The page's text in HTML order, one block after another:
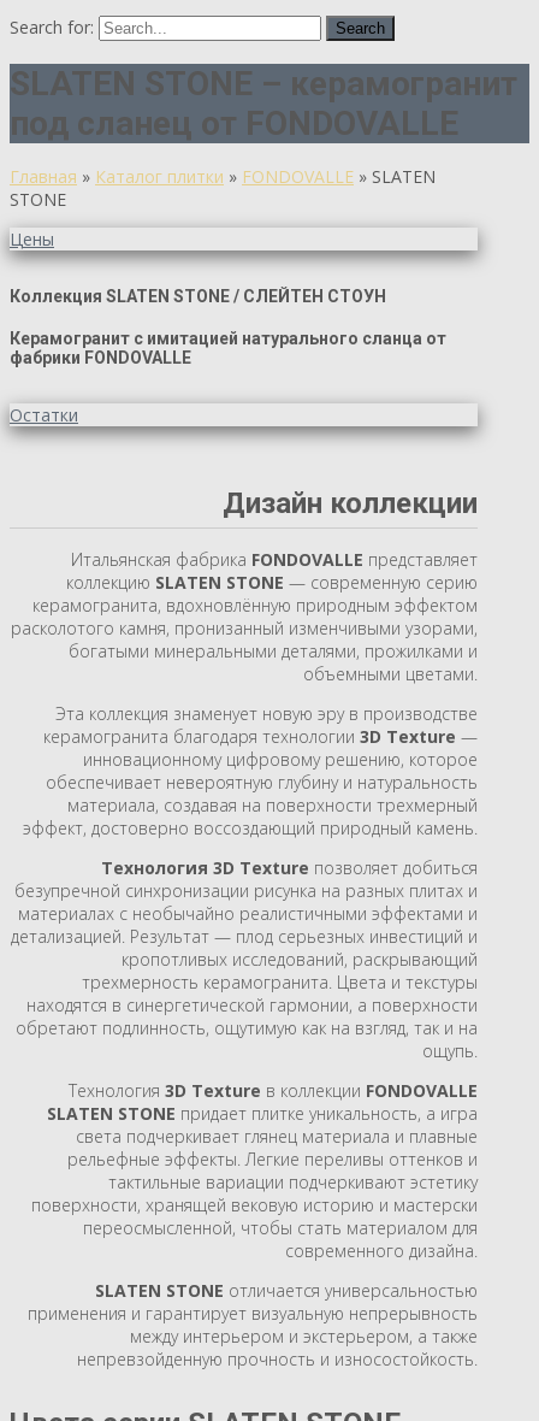
Search for:
SLATEN STONE – керамогранит
под сланец от FONDOVALLE
Главная » Каталог плитки » FONDOVALLE » SLATEN
STONE
Цены
Коллекция SLATEN STONE / СЛЕЙТЕН СТОУН
Керамогранит с имитацией натурального сланца от
фабрики FONDOVALLE
Остатки
Дизайн коллекции
Итальянская фабрика FONDOVALLE представляет
коллекцию SLATEN STONE — современную серию
керамогранита, вдохновлённую природным эффектом
расколотого камня, пронизанный изменчивыми узорами,
богатыми минеральными деталями, прожилками и
объемными цветами.
Эта коллекция знаменует новую эру в производстве
керамогранита благодаря технологии 3D Texture —
инновационному цифровому решению, которое
обеспечивает невероятную глубину и натуральность
материала, создавая на поверхности трехмерный
эффект, достоверно воссоздающий природный камень.
Технология 3D Texture позволяет добиться
безупречной синхронизации рисунка на разных плитах и
материалах с необычайно реалистичными эффектами и
детализацией. Результат — плод серьезных инвестиций и
кропотливых исследований, раскрывающий
трехмерность керамогранита. Цвета и текстуры
находятся в синергетической гармонии, а поверхности
обретают подлинность, ощутимую как на взгляд, так и на
ощупь.
Технология 3D Texture в коллекции FONDOVALLE
SLATEN STONE придает плитке уникальность, а игра
света подчеркивает глянец материала и плавные
рельефные эффекты. Легкие переливы оттенков и
тактильные вариации подчеркивают эстетику
поверхности, хранящей вековую историю и мастерски
переосмысленной, чтобы стать материалом для
современного дизайна.
SLATEN STONE отличается универсальностью
применения и гарантирует визуальную непрерывность
между интерьером и экстерьером, а также
непревзойденную прочность и износостойкость.